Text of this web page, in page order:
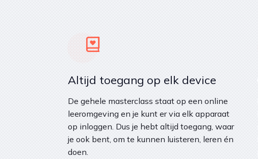
Altijd toegang op elk device
De gehele masterclass staat op een online
leeromgeving en je kunt er via elk apparaat
op inloggen. Dus je hebt altijd toegang, waar
je ook bent, om te kunnen luisteren, leren én
doen.